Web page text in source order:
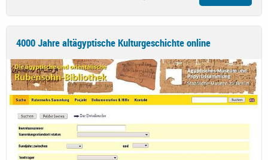
4000 Jahre altägyptische Kulturgeschichte online